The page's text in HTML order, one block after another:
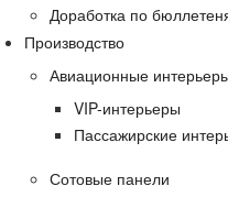
Доработка по
Производство
Авиационные
VIP-интерьеры
Пассажирские
Сотовые панели